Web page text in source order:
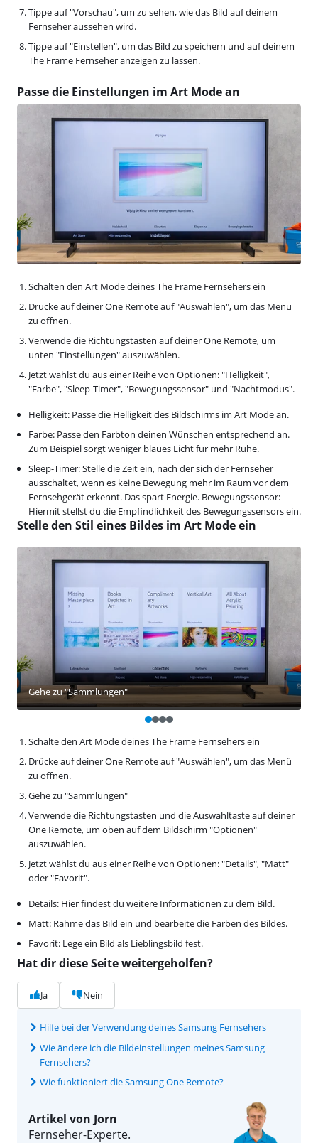
Tippe auf "Vorschau", um zu sehen, wie das Bild auf deinem
Fernseher aussehen wird.
Tippe auf "Einstellen", um das Bild zu speichern und auf deinem
The Frame Fernseher anzeigen zu lassen.
Passe die Einstellungen im Art Mode an
Schalten den Art Mode deines The Frame Fernsehers ein
Drücke auf deiner One Remote auf "Auswählen", um das Menü
zu öffnen.
Verwende die Richtungstasten auf deiner One Remote, um
unten "Einstellungen" auszuwählen.
Jetzt wählst du aus einer Reihe von Optionen: "Helligkeit",
"Farbe", "Sleep-Timer", "Bewegungssensor" und "Nachtmodus".
Helligkeit: Passe die Helligkeit des Bildschirms im Art Mode an.
Farbe: Passe den Farbton deinen Wünschen entsprechend an.
Zum Beispiel sorgt weniger blaues Licht für mehr Ruhe.
Sleep-Timer: Stelle die Zeit ein, nach der sich der Fernseher
ausschaltet, wenn es keine Bewegung mehr im Raum vor dem
Fernsehgerät erkennt. Das spart Energie. Bewegungssensor:
Hiermit stellst du die Empfindlichkeit des Bewegungssensors ein.
Stelle den Stil eines Bildes im Art Mode ein
Schalte den Art Mode deines The Frame Fernsehers ein
Drücke auf deiner One Remote auf "Auswählen", um das Menü
zu öffnen.
Gehe zu "Sammlungen"
Verwende die Richtungstasten und die Auswahltaste auf deiner
One Remote, um oben auf dem Bildschirm "Optionen"
auszuwählen.
Jetzt wählst du aus einer Reihe von Optionen: "Details", "Matt"
oder "Favorit".
Details: Hier findest du weitere Informationen zu dem Bild.
Matt: Rahme das Bild ein und bearbeite die Farben des Bildes.
Favorit: Lege ein Bild als Lieblingsbild fest.
Gehe zu "Sammlungen"
Hat dir diese Seite weitergeholfen?
Ja Nein
Hilfe bei der Verwendung deines Samsung Fernsehers
Wie ändere ich die Bildeinstellungen meines Samsung
Fernsehers?
Wie funktioniert die Samsung One Remote?
Artikel von Jorn
Fernseher-Experte.